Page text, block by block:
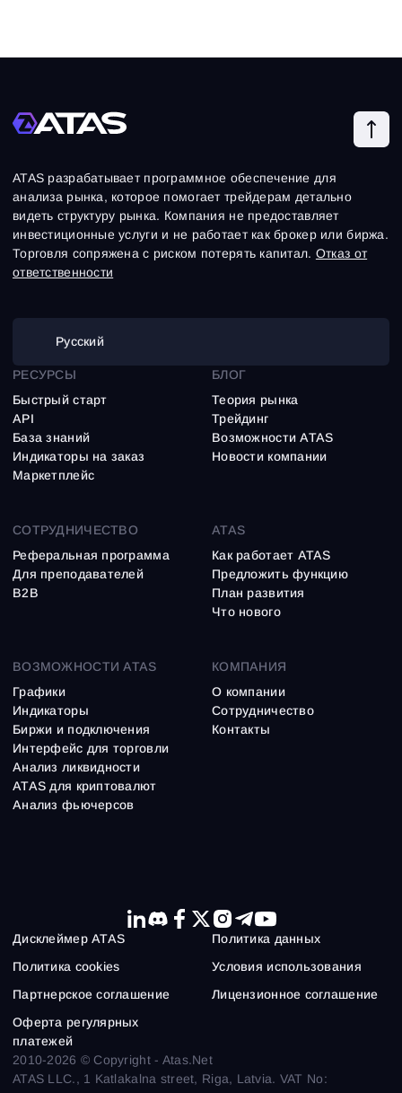
ATAS разрабатывает программное обеспечение для
анализа рынка, которое помогает трейдерам детально
видеть структуру рынка. Компания не предоставляет
инвестиционные услуги и не работает как брокер или биржа.
Торговля сопряжена с риском потерять капитал. Отказ от
ответственности
Русский
ВОЗМОЖНОСТИ ATAS
Графики
Индикаторы
Биржи и подключения
Интерфейс для торговли
Анализ ликвидности
ATAS для криптовалют
Анализ фьючерсов
РЕСУРСЫ
Быстрый старт
API
База знаний
Индикаторы на заказ
Маркетплейс
БЛОГ
Теория рынка
Трейдинг
Возможности ATAS
Новости компании
СОТРУДНИЧЕСТВО
Реферальная программа
Для преподавателей
B2B
ATAS
Как работает ATAS
Предложить функцию
План развития
Что нового
КОМПАНИЯ
О компании
Сотрудничество
Контакты
2010-2026 © Copyright - Atas.Net
ATAS LLC., 1 Katlakalna street, Riga, Latvia. VAT No:
Дисклеймер ATAS
Политика данных
Политика cookies
Условия использования
Партнерское соглашение
Лицензионное соглашение
Оферта регулярных
платежей